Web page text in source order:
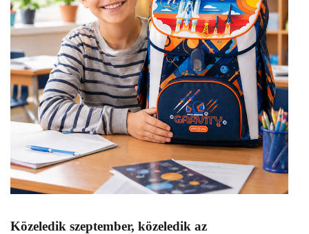
Közeledik szeptember, közeledik az